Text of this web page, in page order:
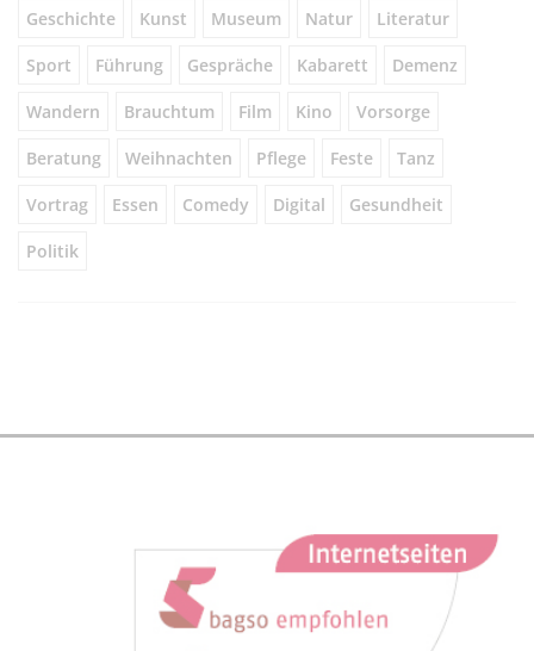
Geschichte Kunst Museum Natur Literatur
Sport Führung Gespräche Kabarett Demenz
Wandern Brauchtum Film Kino Vorsorge
Beratung Weihnachten Pflege Feste Tanz
Vortrag Essen Comedy Digital Gesundheit
Politik